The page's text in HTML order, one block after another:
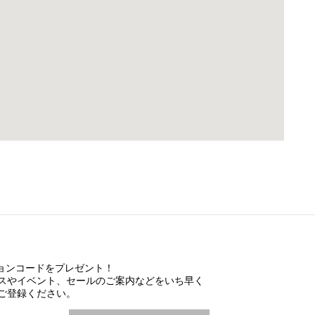
コードをプレゼント！
やイベント、セールのご案内などをいち早く
録ください。